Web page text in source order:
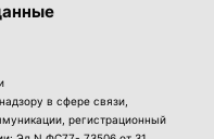
в сфере связи,
регистрационный